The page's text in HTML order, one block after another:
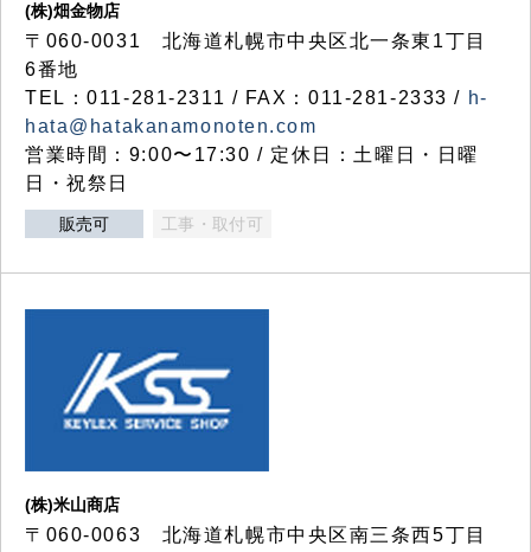
(株)畑金物店
〒060-0031 北海道札幌市中央区北一条東1丁目
6番地
TEL：011-281-2311 / FAX：011-281-2333 / h-
hata@hatakanamonoten.com
営業時間：9:00〜17:30 / 定休日：土曜日・日曜
日・祝祭日
販売可 工事・取付可
(株)米山商店
〒060-0063 北海道札幌市中央区南三条西5丁目